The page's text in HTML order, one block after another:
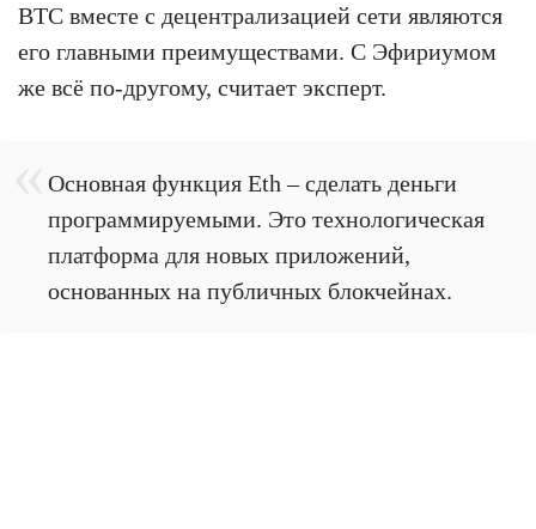
BTC вместе с децентрализацией сети являются
его главными преимуществами. С Эфириумом
же всё по-другому, считает эксперт.
Основная функция Eth – сделать деньги
программируемыми. Это технологическая
платформа для новых приложений,
основанных на публичных блокчейнах.